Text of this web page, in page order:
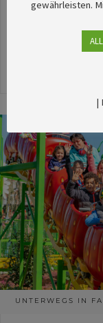
herausgesucht.
UNTERWEGS IN
gewährleisten.
|